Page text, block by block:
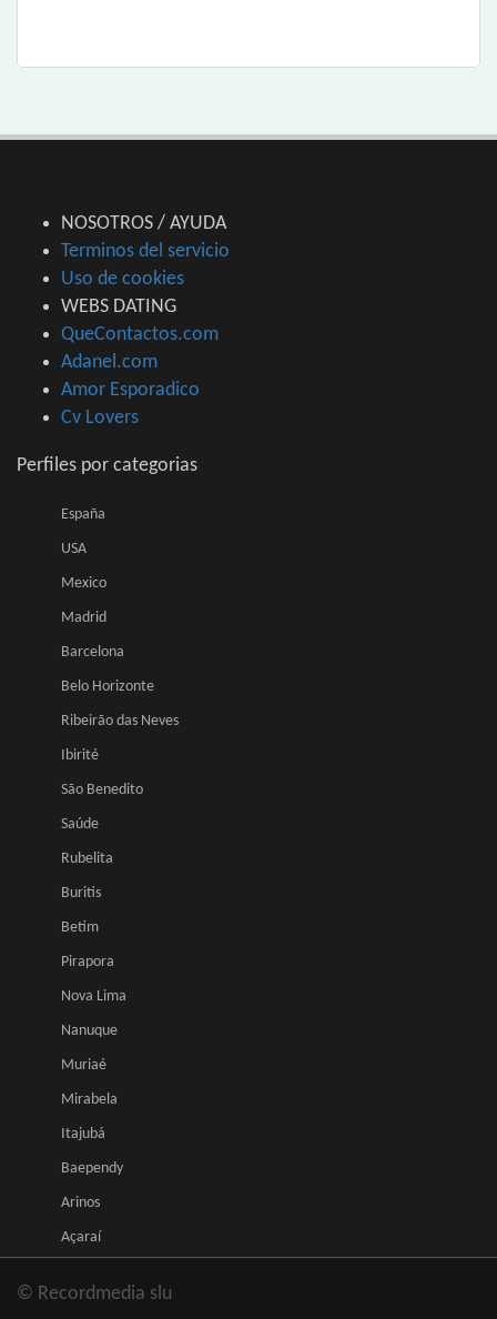
NOSOTROS / AYUDA
Terminos del servicio
Uso de cookies
WEBS DATING
QueContactos.com
Adanel.com
Amor Esporadico
Cv Lovers
Perfiles por categorias
España
USA
Mexico
Madrid
Barcelona
Belo Horizonte
Ribeirão das Neves
Ibirité
São Benedito
Saúde
Rubelita
Buritis
Betim
Pirapora
Nova Lima
Nanuque
Muriaé
Mirabela
Itajubá
Baependy
Arinos
Açaraí
© Recordmedia slu